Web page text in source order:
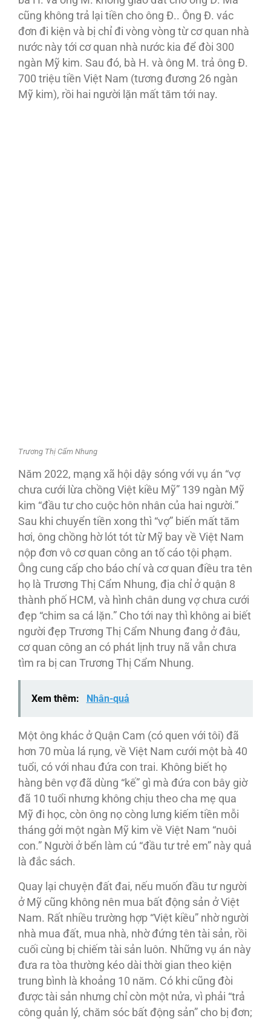
cũng không trả lại tiền cho ông Đ.. Ông Đ. vác
đơn đi kiện và bị chỉ đi vòng vòng từ cơ quan nhà
nước này tới cơ quan nhà nước kia để đòi 300
ngàn Mỹ kim. Sau đó, bà H. và ông M. trả ông Đ.
700 triệu tiền Việt Nam (tương đương 26 ngàn
Mỹ kim), rồi hai người lặn mất tăm tới nay.
Trương Thị Cẩm Nhung
Năm 2022, mạng xã hội dậy sóng với vụ án “vợ
chưa cưới lừa chồng Việt kiều Mỹ” 139 ngàn Mỹ
kim “đầu tư cho cuộc hôn nhân của hai người.”
Sau khi chuyển tiền xong thì “vợ” biến mất tăm
hơi, ông chồng hờ lót tót từ Mỹ bay về Việt Nam
nộp đơn vô cơ quan công an tố cáo tội phạm.
Ông cung cấp cho báo chí và cơ quan điều tra tên
họ là Trương Thị Cẩm Nhung, địa chỉ ở quận 8
thành phố HCM, và hình chân dung vợ chưa cưới
đẹp “chim sa cá lặn.” Cho tới nay thì không ai biết
người đẹp Trương Thị Cẩm Nhung đang ở đâu,
cơ quan công an có phát lịnh truy nã vẫn chưa
tìm ra bị can Trương Thị Cẩm Nhung.
Xem thêm: Nhân-quả
Một ông khác ở Quận Cam (có quen với tôi) đã
hơn 70 mùa lá rụng, về Việt Nam cưới một bà 40
tuổi, có với nhau đứa con trai. Không biết họ
hàng bên vợ đã dùng “kế” gì mà đứa con bây giờ
đã 10 tuổi nhưng không chịu theo cha mẹ qua
Mỹ đi học, còn ông nọ còng lưng kiếm tiền mỗi
tháng gởi một ngàn Mỹ kim về Việt Nam “nuôi
con.” Người ở bển làm cú “đầu tư trẻ em” này quả
là đắc sách.
Quay lại chuyện đất đai, nếu muốn đầu tư người
ở Mỹ cũng không nên mua bất động sản ở Việt
Nam. Rất nhiều trường hợp “Việt kiều” nhờ người
nhà mua đất, mua nhà, nhờ đứng tên tài sản, rồi
cuối cùng bị chiếm tài sản luôn. Những vụ án này
đưa ra tòa thường kéo dài thời gian theo kiện
trung bình là khoảng 10 năm. Có khi cũng đòi
được tài sản nhưng chỉ còn một nửa, vì phải “trả
công quản lý, chăm sóc bất động sản” cho bị đơn;